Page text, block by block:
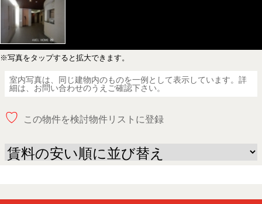
※写真をタップすると拡大できます。
室内写真は、同じ建物内のものを一例として表示しています。詳
細は、お問い合わせのうえご確認下さい。
♡ この物件を検討物件リストに登録